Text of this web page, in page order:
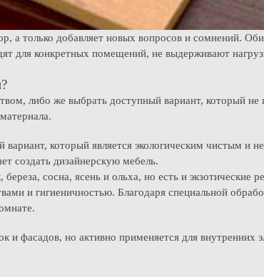
а только добавляет новых вопросов и сомнений.
для конкретных помещений, не выдерживают
либо же выбрать доступный вариант, который не
который является экологическим чистым и
создать дизайнерскую мебель.
сосна, ясень и ольха, но есть и экзотические
и гигиеничностью. Благодаря специальной
и фасадов, но активно применяется для